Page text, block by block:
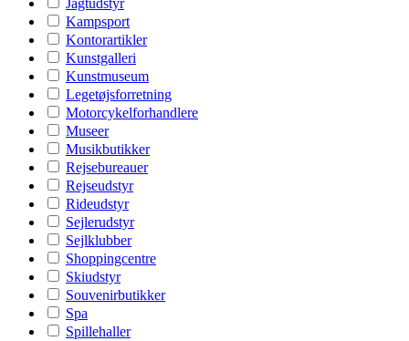
Jagtudstyr
Kampsport
Kontorartikler
Kunstgalleri
Kunstmuseum
Legetøjsforretning
Motorcykelforhandlere
Museer
Musikbutikker
Rejsebureauer
Rejseudstyr
Rideudstyr
Sejlerudstyr
Sejlklubber
Shoppingcentre
Skiudstyr
Souvenirbutikker
Spa
Spillehaller